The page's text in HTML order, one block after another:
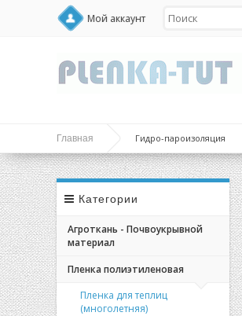
Мой аккаунт
Главная Гидро-пароизоляция
Категории
Агроткань - Почвоукрывной
материал
Пленка полиэтиленовая
Пленка для теплиц
(многолетняя)